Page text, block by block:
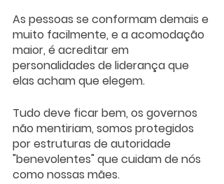
As pessoas se conformam demais e
muito facilmente, e a acomodação
maior, é acreditar em
personalidades de liderança que
elas acham que elegem.
Tudo deve ficar bem, os governos
não mentiriam, somos protegidos
por estruturas de autoridade
"benevolentes" que cuidam de nós
como nossas mães.